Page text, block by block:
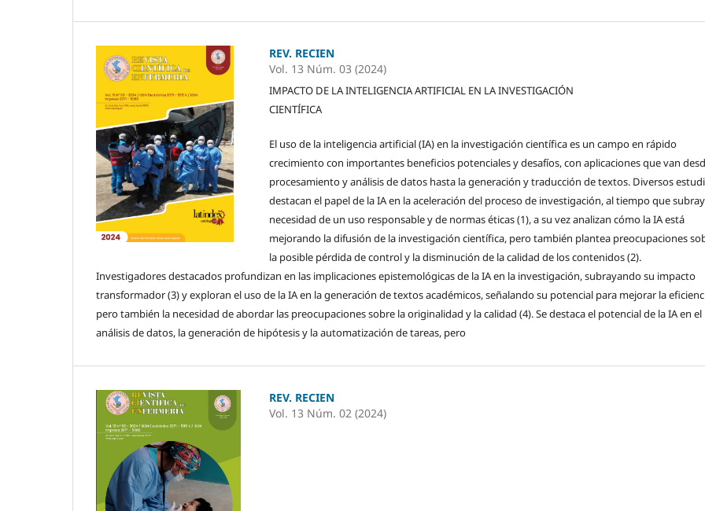
REV. RECIEN
Vol. 13 Núm. 03 (2024)
IMPACTO DE LA INTELIGENCIA ARTIFICIAL EN LA INVESTIGACIÓN
CIENTÍFICA
El uso de la inteligencia artificial (IA) en la investigación científica es un campo en rápido
crecimiento con importantes beneficios potenciales y desafíos, con aplicaciones que van
procesamiento y análisis de datos hasta la generación y traducción de textos. Diversos
destacan el papel de la IA en la aceleración del proceso de investigación, al tiempo que
necesidad de un uso responsable y de normas éticas (1), a su vez analizan cómo la IA está
mejorando la difusión de la investigación científica, pero también plantea preocupaciones
la posible pérdida de control y la disminución de la calidad de los contenidos (2).
Investigadores destacados profundizan en las implicaciones epistemológicas de la IA en la investigación, subrayando su impacto
transformador (3) y exploran el uso de la IA en la generación de textos académicos, señalando su potencial para mejorar la
pero también la necesidad de abordar las preocupaciones sobre la originalidad y la calidad (4). Se destaca el potencial de la IA en el
análisis de datos, la generación de hipótesis y la automatización de tareas, pero
REV. RECIEN
Vol. 13 Núm. 02 (2024)